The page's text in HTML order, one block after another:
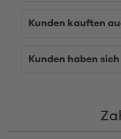
Kunden kauften
Kunden haben